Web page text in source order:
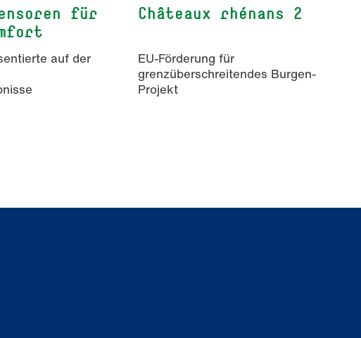
für
auf der
Châteaux rhénans 2
EU-Förderung für
grenzüberschreitendes Burgen-
Projekt